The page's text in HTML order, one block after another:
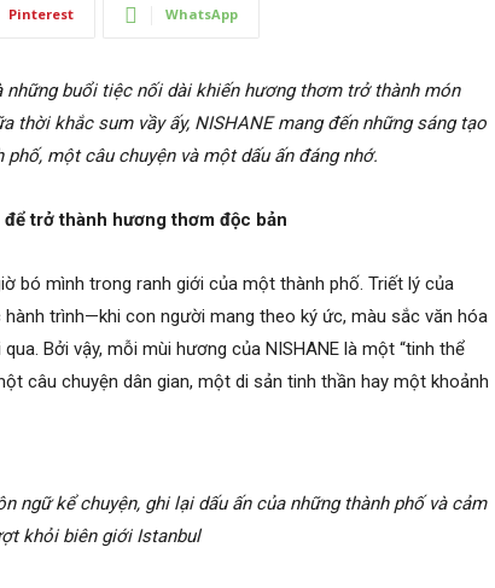
Pinterest WhatsApp
buổi tiệc nối dài khiến hương thơm trở thành món
thời khắc sum vầy ấy, NISHANE mang đến những sáng tạo
một câu chuyện và một dấu ấn đáng nhớ.
trở thành hương thơm độc bản
bó mình trong ranh giới của một thành phố. Triết lý của
trình—khi con người mang theo ký ức, màu sắc văn hóa
Bởi vậy, mỗi mùi hương của NISHANE là một “tinh thể
câu chuyện dân gian, một di sản tinh thần hay một khoảnh
ngữ kể chuyện, ghi lại dấu ấn của những thành phố và cảm
khỏi biên giới Istanbul